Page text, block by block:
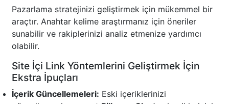
Pazarlama stratejinizi geliştirmek için mükemmel bir
araçtır. Anahtar kelime araştırmanız için öneriler
sunabilir ve rakiplerinizi analiz etmenize yardımcı
olabilir.
Site İçi Link Yöntemlerini Geliştirmek İçin
Ekstra İpuçları
İçerik Güncellemeleri: Eski içeriklerinizi